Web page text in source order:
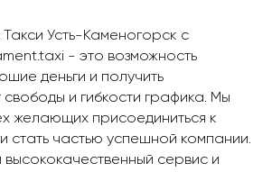
Усть-Каменогорск с
- это возможность
деньги и получить
свободы и гибкости графика. Мы
желающих присоединиться к
стать частью успешной компании.
сервис и